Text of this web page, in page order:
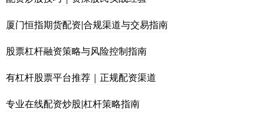
厦门恒指期货配资|合规渠道与交易指南
股票杠杆融资策略与风险控制指南
有杠杆股票平台推荐｜正规配资渠道
专业在线配资炒股|杠杆策略指南